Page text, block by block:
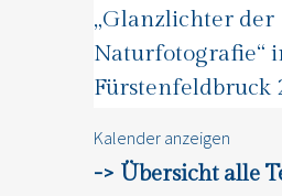
„Glanzlichter der
Naturfotografie“
Fürstenfeldbruck
Kalender anzeigen
-> Übersicht alle